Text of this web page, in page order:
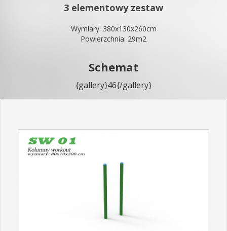
3 elementowy zestaw
Wymiary: 380x130x260cm
Powierzchnia: 29m2
Schemat
{gallery}46{/gallery}